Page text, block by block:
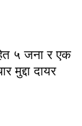
५ जना र एक
मुद्दा दायर